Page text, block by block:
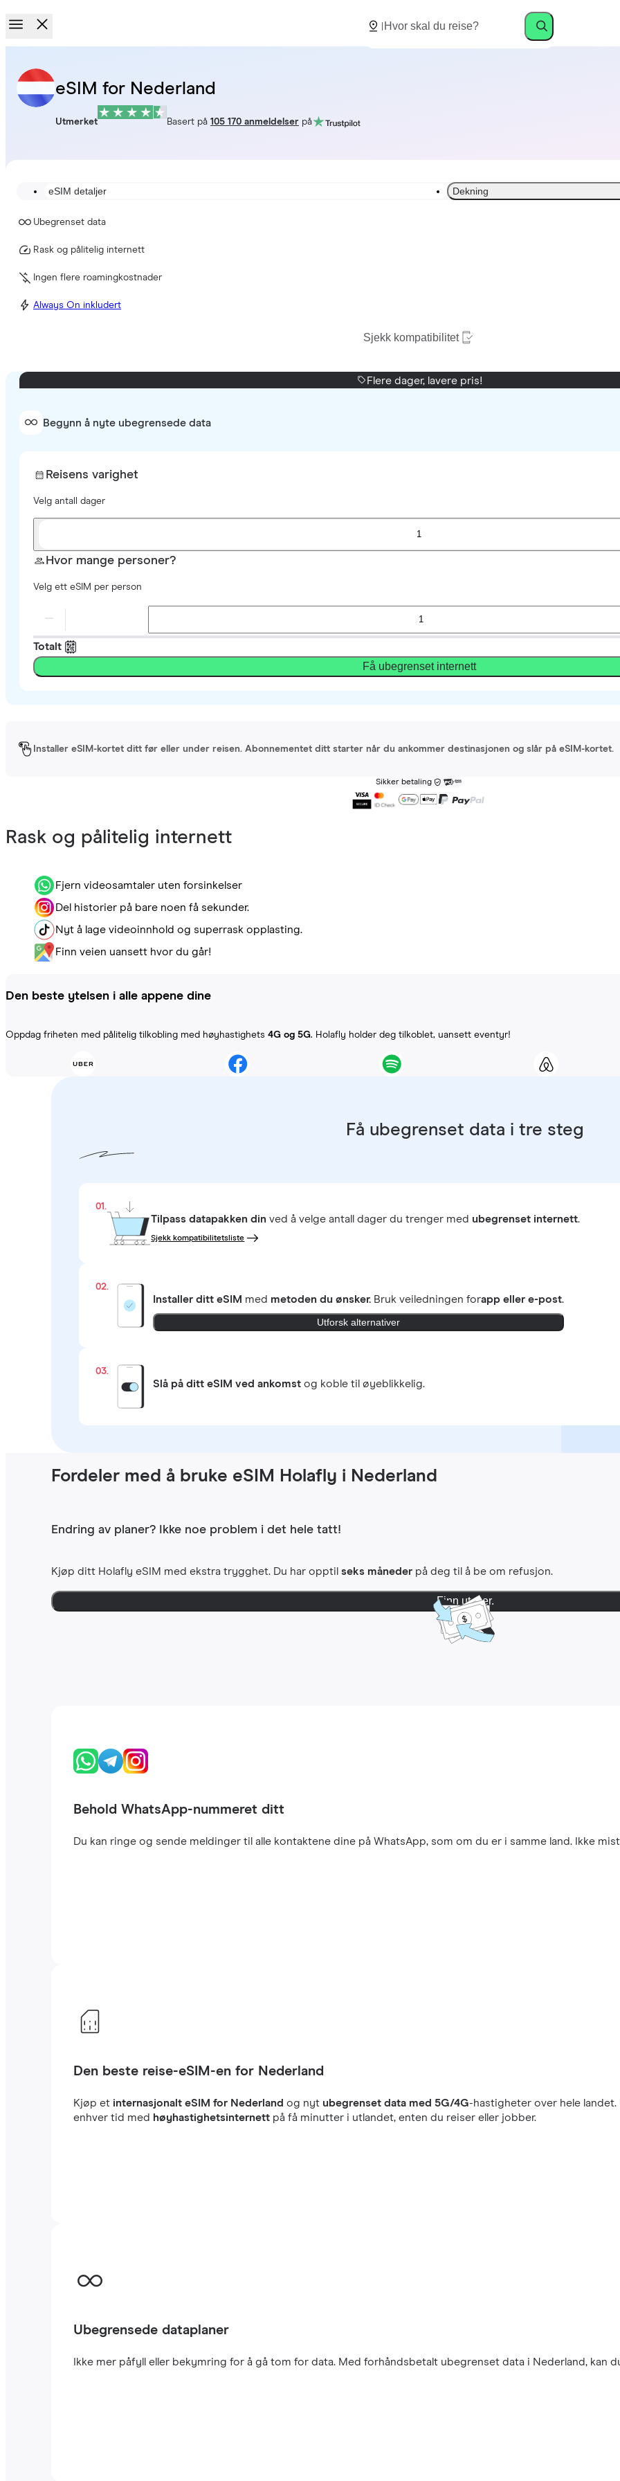
eSIM for Nederland
Utmerket Basert på 105 170 anmeldelser på
eSIM detaljer Dekning
Ubegrenset data
Rask og pålitelig internett
Ingen flere roamingkostnader
Always On inkludert
Sjekk kompatibilitet
Flere dager, lavere pris!
Begynn å nyte ubegrensede data
Reisens varighet
Velg antall dager
1
Hvor mange personer?
Velg ett eSIM per person
Totalt
Få ubegrenset internett
Installer eSIM-kortet ditt før eller under reisen. Abonnementet ditt starter når du ankommer destinasjonen og slår på eSIM-kortet.
Sikker betaling
Rask og pålitelig internett
Fjern videosamtaler uten forsinkelser
Del historier på bare noen få sekunder.
Nyt å lage videoinnhold og superrask opplasting.
Finn veien uansett hvor du går!
Den beste ytelsen i alle appene dine
Oppdag friheten med pålitelig tilkobling med høyhastighets 4G og 5G. Holafly holder deg tilkoblet, uansett eventyr!
Få ubegrenset data i tre steg
01.
Tilpass datapakken din ved å velge antall dager du trenger med ubegrenset internett.
Sjekk kompatibilitetsliste
02.
Installer ditt eSIM med metoden du ønsker. Bruk veiledningen forapp eller e-post.
Utforsk alternativer
03.
Slå på ditt eSIM ved ankomst og koble til øyeblikkelig.
Fordeler med å bruke eSIM Holafly i Nederland
Endring av planer? Ikke noe problem i det hele tatt!
Kjøp ditt Holafly eSIM med ekstra trygghet. Du har opptilseks måneder på deg til å be om refusjon.
Finn ut mer.
Behold WhatsApp-nummeret ditt
Du kan ringe og sende meldinger til alle kontaktene dine på WhatsApp, som om du er i samme land. Ikke
Den beste reise-eSIM-en for Nederland
Kjøp et internasjonalt eSIM for Nederland og nyt ubegrenset data med 5G/4G-hastigheter over hele
enhver tid med høyhastighetsinternett på få minutter i utlandet, enten du reiser eller jobber.
Ubegrensede dataplaner
Ikke mer påfyll eller bekymring for å gå tom for data. Med forhåndsbetalt ubegrenset data i Nederland, kan